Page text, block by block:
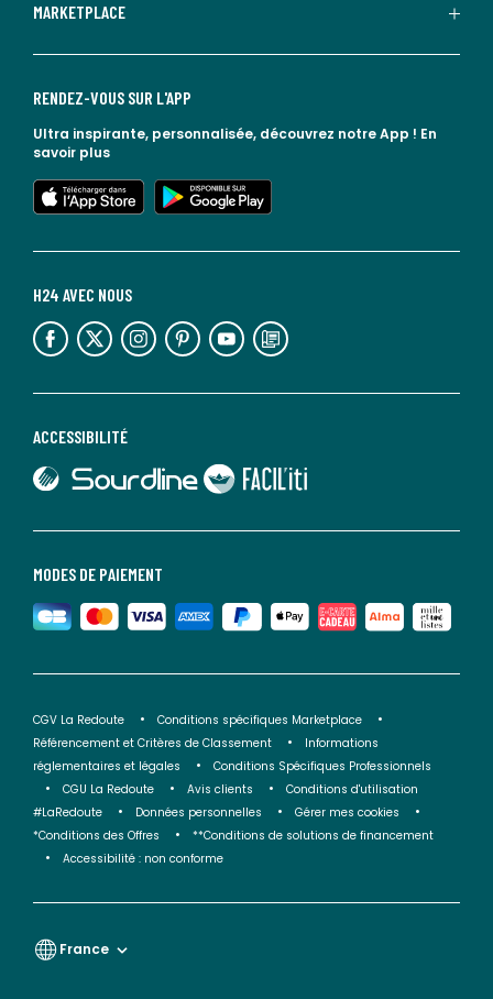
MARKETPLACE
MODES DE PAIEMENT
ACCESSIBILITÉ
lien vers Faciliti
H24 AVEC NOUS
lien vers l'espace réseaux sociaux lien vers l'espace réseaux sociaux lien vers l'espace réseaux sociaux lien vers l'espace réseaux sociaux lien vers l'espace réseaux sociaux lien vers le blog la redoute
RENDEZ-VOUS SUR L'APP
Ultra inspirante, personnalisée, découvrez notre App ! En
savoir plus
lien vers l'app store
lien vers google play
CGV La Redoute
Conditions spécifiques Marketplace
Référencement et Critères de Classement
Informations
réglementaires et légales
Conditions Spécifiques Professionnels
CGU La Redoute
Avis clients
Conditions d'utilisation
#LaRedoute
Données personnelles
Gérer mes cookies
*Conditions des Offres
**Conditions de solutions de financement
Accessibilité : non conforme
France